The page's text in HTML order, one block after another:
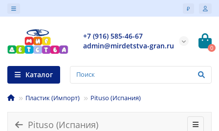
₽
+7 (916) 585-46-67
admin@mirdetstva-gran.ru
0
Каталог
Пластик (Импорт) Pituso (Испания)
Pituso (Испания)